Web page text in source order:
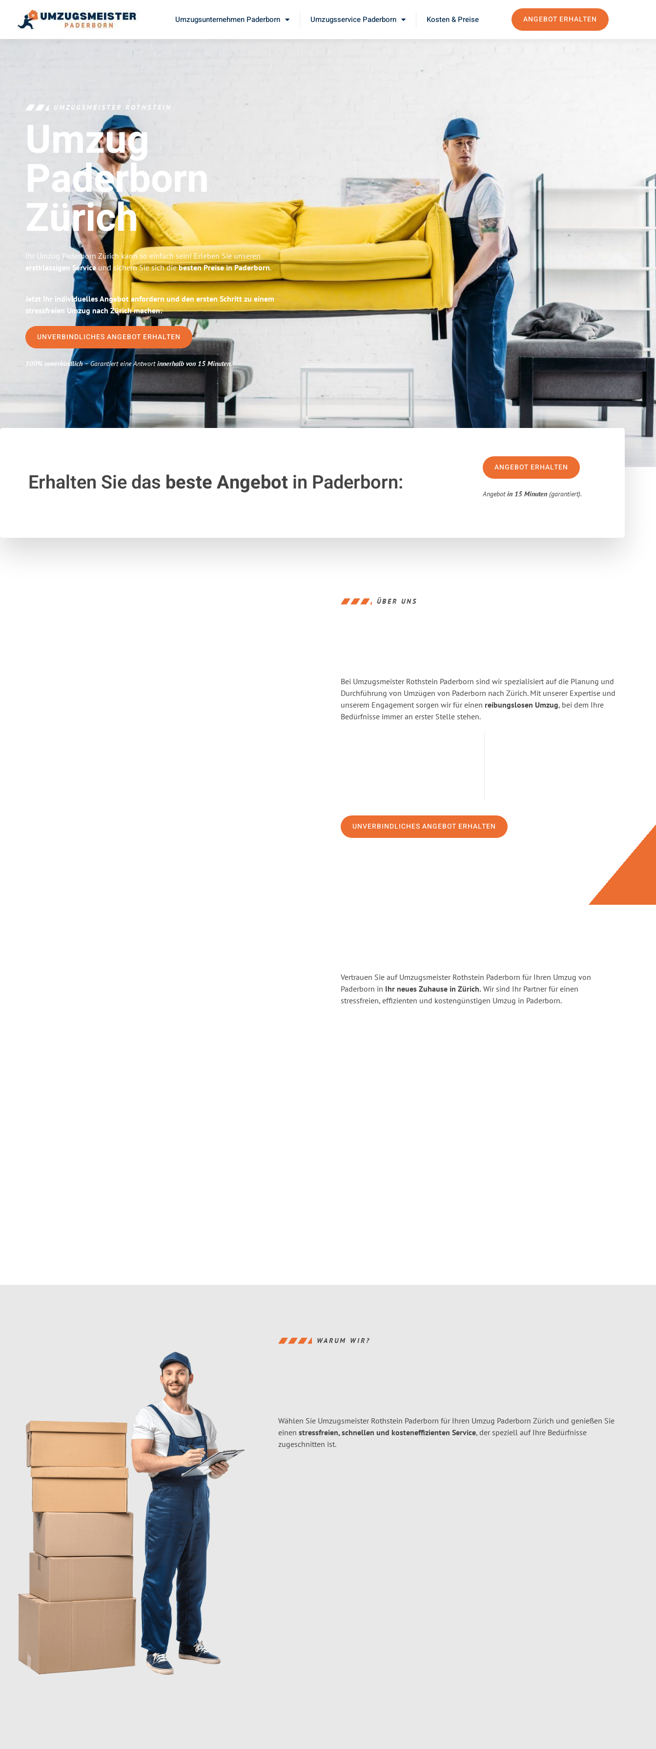
Umzugsunternehmen Paderborn Umzugsservice Paderborn Kosten & Preise ANGEBOT ERHALTEN
UMZUGSMEISTER ROTHSTEIN
Umzug
Paderborn
Zürich
Ihr Umzug Paderborn Zürich kann so einfach sein! Erleben Sie unseren
erstklassigen Serviceund sichern Sie sich diebesten Preise in Paderborn.
Jetzt Ihr individuelles Angebot anfordern und den ersten Schritt zu einem
stressfreien Umzug nach Zürich machen:
UNVERBINDLICHES ANGEBOT ERHALTEN
100% unverbindlich– Garantiert eine Antwortinnerhalb von 15 Minuten.
Erhalten Sie das beste Angebotin Paderborn:
ANGEBOT ERHALTEN
Angebotin 15 Minuten (garantiert).
ÜBER UNS
Bei Umzugsmeister Rothstein Paderborn sind wir spezialisiert auf die Planung und
Durchführung von Umzügen von Paderborn nach Zürich. Mit unserer Expertise und
unserem Engagement sorgen wir für einen reibungslosen Umzug, bei dem Ihre
Bedürfnisse immer an erster Stelle stehen.
UNVERBINDLICHES ANGEBOT ERHALTEN
Vertrauen Sie auf Umzugsmeister Rothstein Paderborn für Ihren Umzug von
Paderborn in Ihr neues Zuhause in Zürich. Wir sind Ihr Partner für einen
stressfreien, effizienten und kostengünstigen Umzug in Paderborn.
WARUM WIR?
Wählen Sie Umzugsmeister Rothstein Paderborn für Ihren Umzug Paderborn Zürich und genießen Sie
einen stressfreien, schnellen und kosteneffizienten Service, der speziell auf Ihre Bedürfnisse
zugeschnitten ist.